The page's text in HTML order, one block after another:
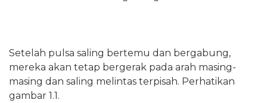
Setelah pulsa saling bertemu dan bergabung,
mereka akan tetap bergerak pada arah masing-
masing dan saling melintas terpisah. Perhatikan
gambar 1.1.